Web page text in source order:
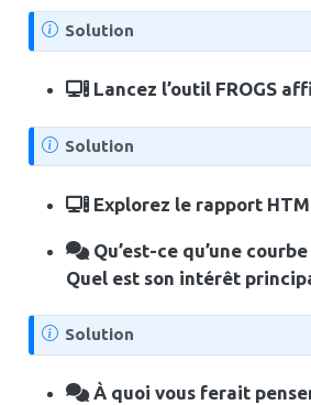
N
o
t
e
Solution
Lancez l’outil FROGS
N
o
t
e
Solution
Explorez le rapport
Qu’est-ce qu’une
Quel est son intérêt
N
o
t
Solution
À quoi vous ferait